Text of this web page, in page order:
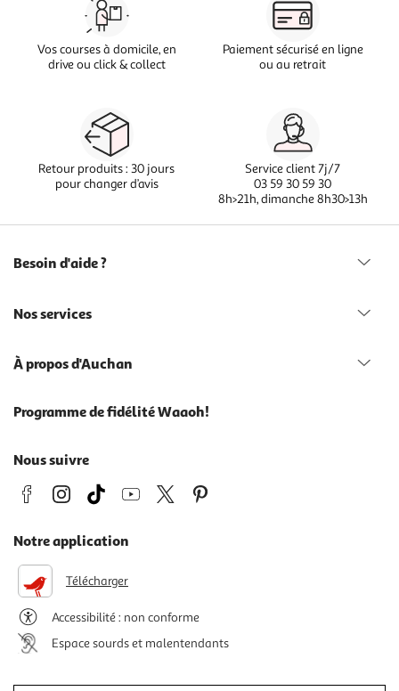
Vos courses à domicile, en
drive ou click & collect
Paiement sécurisé en ligne
ou au retrait
Retour produits : 30 jours
pour changer d’avis
Service client 7j/7
03 59 30 59 30
8h>21h, dimanche 8h30>13h
Besoin d'aide ?
Nos services
À propos d'Auchan
Programme de fidélité Waaoh!
Nous suivre
Notre application
Télécharger
Accessibilité : non conforme
Espace sourds et malentendants